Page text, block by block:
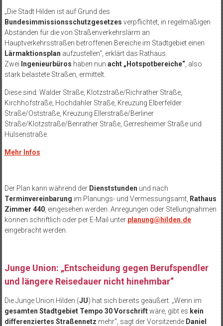
„Die Stadt Hilden ist auf Grund des
Bundesimmissionsschutzgesetzes verpflichtet, in regelmäßigen
Abständen für die von Straßenverkehrslärm an
Hauptverkehrsstraßen betroffenen Bereiche im Stadtgebiet einen
Lärmaktionsplan aufzustellen“, erklärt das Rathaus.
Zwei Ingenieurbüros haben nun acht „Hotspotbereiche“, also
stark belastete Straßen, ermittelt.
Diese sind: Walder Straße, Klotzstraße/Richrather Straße,
Kirchhofstraße, Hochdahler Straße, Kreuzung Elberfelder
Straße/Oststraße, Kreuzung Ellerstraße/Berliner
Straße/Klotzstraße/Benrather Straße, Gerresheimer Straße und
Hülsenstraße.
Mehr Infos
Der Plan kann während der Dienststunden und nach
Terminvereinbarung im Planungs- und Vermessungsamt, Rathaus
Zimmer 440, eingesehen werden. Anregungen oder Stellungnahmen
können schriftlich oder per E-Mail unter planung@hilden.de
eingebracht werden.
Junge Union: „Entscheidung gegen Berufspendler
und längere Reisedauer nicht hinehmbar“
Die Junge Union Hilden (JU) hat sich bereits geäußert: „Wenn im
gesamten Stadtgebiet Tempo 30 Vorschriftwäre, gibt es kein
differenziertes Straßennetz mehr“, sagt der Vorsitzende Daniel